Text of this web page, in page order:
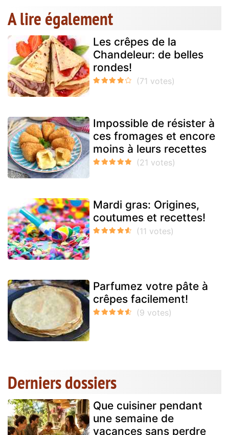
A lire également
Les crêpes de la
Chandeleur: de belles
rondes!
Impossible de résister à
ces fromages et encore
moins à leurs recettes
Mardi gras: Origines,
coutumes et recettes!
Parfumez votre pâte à
crêpes facilement!
Derniers dossiers
Que cuisiner pendant
une semaine de
vacances sans perdre